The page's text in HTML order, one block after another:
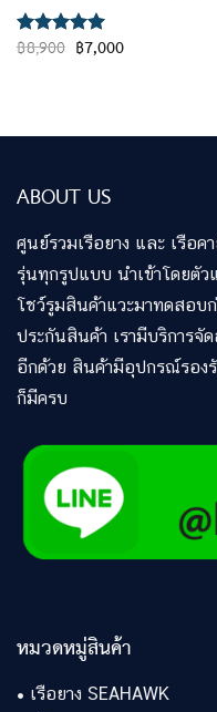
ให้คะแนน
฿8,900 Original
price
฿7,000Current
ABOUT US
ศูนย์รวมเรือยาง และ เรือ
รุ่นทุกรูปแบบ นำเข้าโดยตั
โชว์รูมสินค้าแวะมาทดสอบ
ประกันสินค้า เรามีบริการจั
อีกด้วย สินค้ามีอุปกรณ์รอง
ก็มีครบ
หมวดหมู่สินค้า
• เรือยาง SEAHAWK